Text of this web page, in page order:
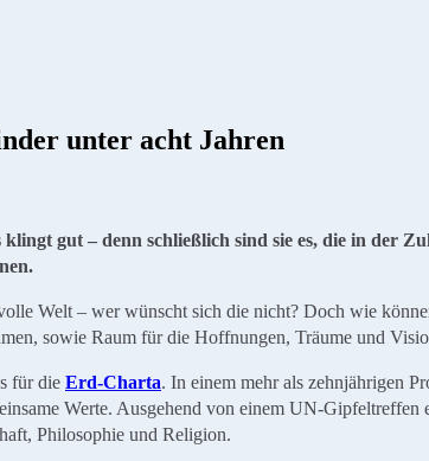
unter acht Jahren
gut – denn schließlich sind sie es, die in der
Welt – wer wünscht sich die nicht? Doch wie
sowie Raum für die Hoffnungen, Träume und
für die Erd-Charta. In einem mehr als zehnjährigen
Werte. Ausgehend von einem UN-
Philosophie und Religion.